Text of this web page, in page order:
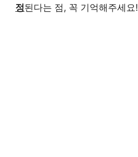
정된다는 점, 꼭 기억해주세요!